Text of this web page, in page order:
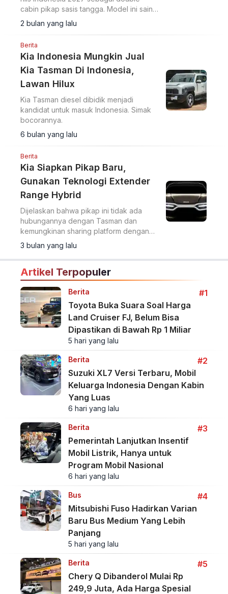
cabin pikap sasis tangga. Model ini saingi
Hilux di tengah harga diesel naik.
2 bulan yang lalu
Berita
Kia Indonesia Mungkin Jual
Kia Tasman Di Indonesia,
Lawan Hilux
Kia Tasman diesel dibidik menjadi
kandidat untuk masuk Indonesia. Simak
bocorannya.
6 bulan yang lalu
Berita
Kia Siapkan Pikap Baru,
Gunakan Teknologi Extender
Range Hybrid
Dijelaskan bahwa pikap ini tidak ada
hubungannya dengan Tasman dan
kemungkinan sharing platform dengan
Hyundai.
3 bulan yang lalu
Artikel Terpopuler
Berita
#1
Toyota Buka Suara Soal Harga
Land Cruiser FJ, Belum Bisa
Dipastikan di Bawah Rp 1 Miliar
5 hari yang lalu
Berita
#2
Suzuki XL7 Versi Terbaru, Mobil
Keluarga Indonesia Dengan Kabin
Yang Luas
6 hari yang lalu
Berita
#3
Pemerintah Lanjutkan Insentif
Mobil Listrik, Hanya untuk
Program Mobil Nasional
6 hari yang lalu
Bus
#4
Mitsubishi Fuso Hadirkan Varian
Baru Bus Medium Yang Lebih
Panjang
5 hari yang lalu
Berita
#5
Chery Q Dibanderol Mulai Rp
249,9 Juta, Ada Harga Spesial